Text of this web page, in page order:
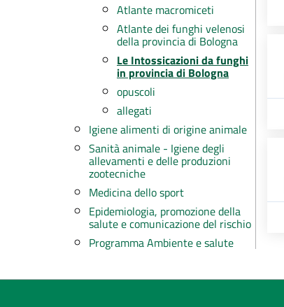
Atlante macromiceti
Atlante dei funghi velenosi
della provincia di Bologna
Le Intossicazioni da funghi
in provincia di Bologna
opuscoli
allegati
Igiene alimenti di origine animale
Sanità animale - Igiene degli
allevamenti e delle produzioni
zootecniche
Medicina dello sport
Epidemiologia, promozione della
salute e comunicazione del rischio
Programma Ambiente e salute